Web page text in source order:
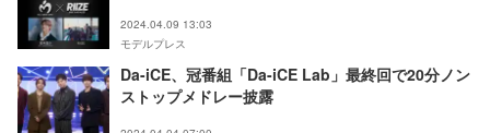
2024.04.09 13:03
モデルプレス
Da-iCE、冠番組「Da-iCE Lab」最終回で20分ノン
ストップメドレー披露